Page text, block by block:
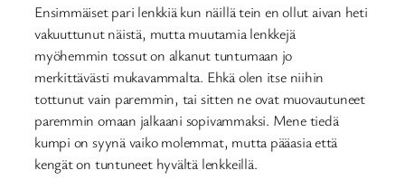
Ensimmäiset pari lenkkiä kun näillä tein en ollut aivan heti
vakuuttunut näistä, mutta muutamia lenkkejä
myöhemmin tossut on alkanut tuntumaan jo
merkittävästi mukavammalta. Ehkä olen itse niihin
tottunut vain paremmin, tai sitten ne ovat muovautuneet
paremmin omaan jalkaani sopivammaksi. Mene tiedä
kumpi on syynä vaiko molemmat, mutta pääasia että
kengät on tuntuneet hyvältä lenkkeillä.